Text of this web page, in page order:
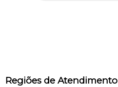
Regiões de Atendimento